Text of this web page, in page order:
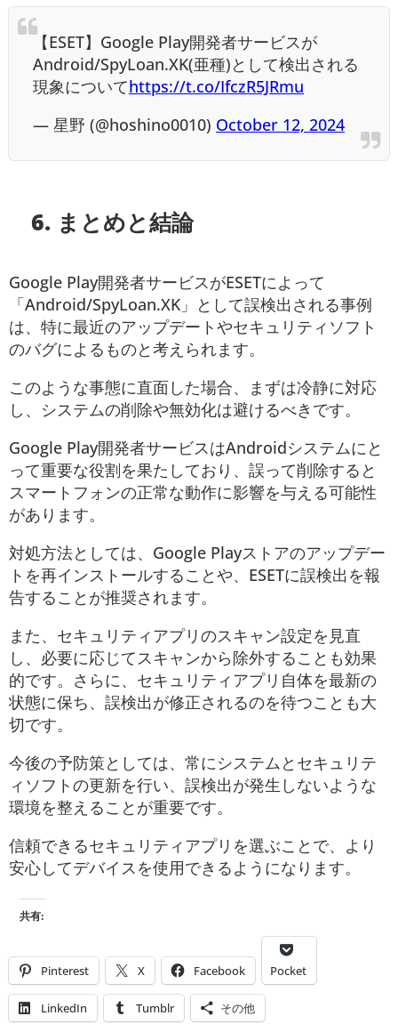
【ESET】Google Play開発者サービスが
Android/SpyLoan.XK(亜種)として検出される
現象についてhttps://t.co/IfczR5JRmu
— 星野 (@hoshino0010) October 12, 2024
6. まとめと結論
Google Play開発者サービスがESETによって
「Android/SpyLoan.XK」として誤検出される事例
は、特に最近のアップデートやセキュリティソフト
のバグによるものと考えられます。
このような事態に直面した場合、まずは冷静に対応
し、システムの削除や無効化は避けるべきです。
Google Play開発者サービスはAndroidシステムにと
って重要な役割を果たしており、誤って削除すると
スマートフォンの正常な動作に影響を与える可能性
があります。
対処方法としては、Google Playストアのアップデー
トを再インストールすることや、ESETに誤検出を報
告することが推奨されます。
また、セキュリティアプリのスキャン設定を見直
し、必要に応じてスキャンから除外することも効果
的です。さらに、セキュリティアプリ自体を最新の
状態に保ち、誤検出が修正されるのを待つことも大
切です。
今後の予防策としては、常にシステムとセキュリテ
ィソフトの更新を行い、誤検出が発生しないような
環境を整えることが重要です。
信頼できるセキュリティアプリを選ぶことで、より
安心してデバイスを使用できるようになります。
共有:
Pinterest X Facebook Pocket
LinkedIn Tumblr その他